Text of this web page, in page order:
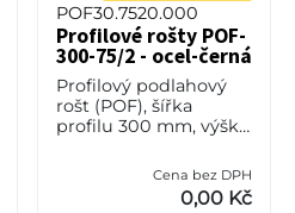
POF30.7520.000
Profilové rošty POF-
300-75/2 - ocel-černá
Profilový podlahový
rošt (POF), šířka
profilu 300 mm, výška
S235JR (ST37.2 nebo
také ČSN 11373) bez
povrchové úpravy.
Cena bez DPH
0,00 Kč